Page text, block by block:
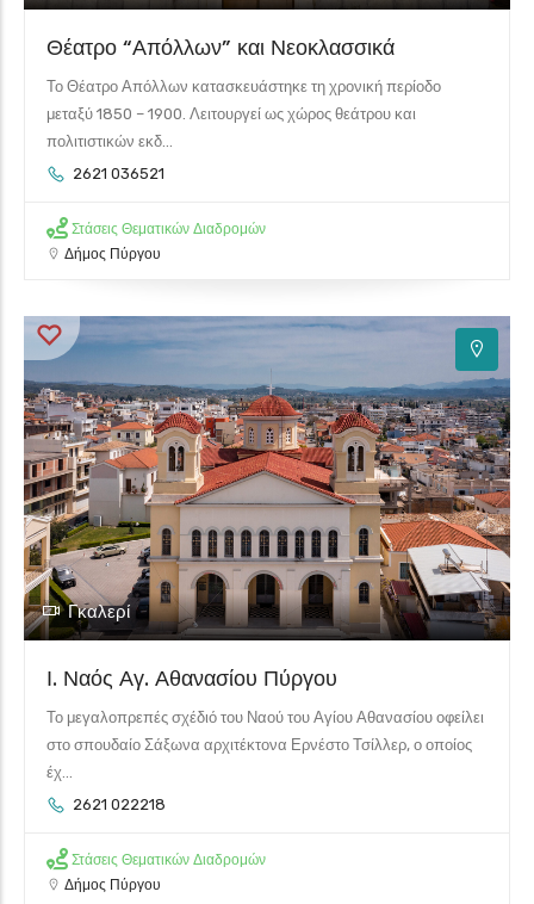
Θέατρο “Απόλλων” και Νεοκλασσικά
Το Θέατρο Απόλλων κατασκευάστηκε τη χρονική περίοδο
μεταξύ 1850 – 1900. Λειτουργεί ως χώρος θεάτρου και
πολιτιστικών εκδ...
2621 036521
Στάσεις Θεματικών Διαδρομών
Δήμος Πύργου
Γκαλερί
Ι. Ναός Αγ. Αθανασίου Πύργου
Το μεγαλοπρεπές σχέδιό του Ναού του Αγίου Αθανασίου οφείλει
στο σπουδαίο Σάξωνα αρχιτέκτονα Ερνέστο Τσίλλερ, ο οποίος
έχ...
2621 022218
Στάσεις Θεματικών Διαδρομών
Δήμος Πύργου